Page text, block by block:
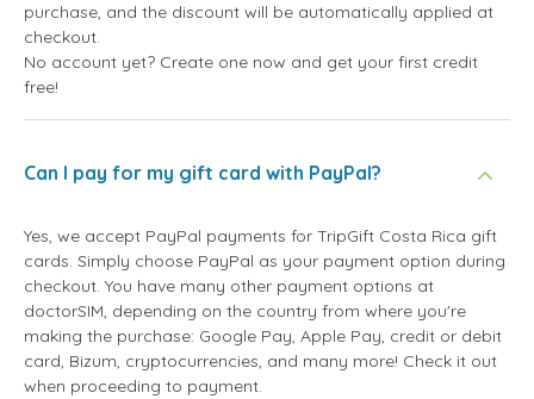
purchase, and the discount will be automatically applied at
checkout.
No account yet? Create one now and get your first credit
free!
Can I pay for my gift card with PayPal?
Yes, we accept PayPal payments for TripGift Costa Rica gift
cards. Simply choose PayPal as your payment option during
checkout. You have many other payment options at
doctorSIM, depending on the country from where you're
making the purchase: Google Pay, Apple Pay, credit or debit
card, Bizum, cryptocurrencies, and many more! Check it out
when proceeding to payment.